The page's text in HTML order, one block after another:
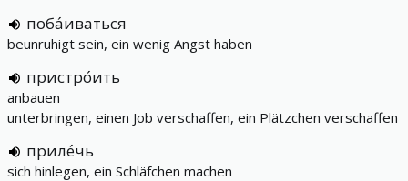
поба́иваться
beunruhigt sein, ein wenig Angst haben
пристро́ить
anbauen
unterbringen, einen Job verschaffen, ein Plätzchen verschaffen
приле́чь
sich hinlegen, ein Schläfchen machen